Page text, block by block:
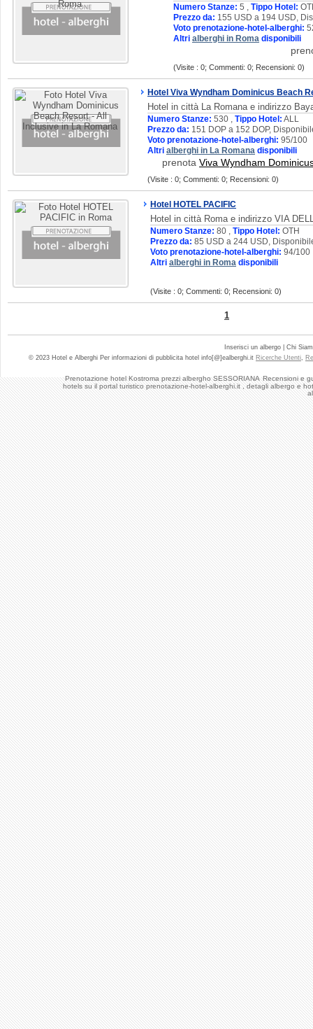
Prenotazione hotel Kostroma prezzi albergho SESSORIANA Recensioni e
hotels su il portal turistico prenotazione-hotel-alberghi.it , detagli albergo e
Numero Stanze: 5 , Tippo Hotel:
Prezzo da: 155 USD a 194 USD,
Voto prenotazione-hotel-alberghi:
Altri alberghi in Roma disponibili
(Visite : 0; Commenti: 0; Recensioni: 0)
Hotel Viva Wyndham Dominicus Beach
Hotel in città La Romana e indirizzo
Numero Stanze: 530 , Tippo Hotel: ALL
Prezzo da: 151 DOP a 152 DOP,
Voto prenotazione-hotel-alberghi: 95/100
Altri alberghi in La Romana disponibili
prenota Viva Wyndham
(Visite : 0; Commenti: 0; Recensioni: 0)
Hotel HOTEL PACIFIC
Hotel in città Roma e indirizzo VIA
Numero Stanze: 80 , Tippo Hotel: OTH
Prezzo da: 85 USD a 244 USD,
Voto prenotazione-hotel-alberghi: 94/100
Altri alberghi in Roma disponibili
(Visite : 0; Commenti: 0; Recensioni: 0)
1
Inserisci un albergo | Chi
© 2023 Hotel e Alberghi Per informazioni di pubblicita hotel info[@]ealberghi.it Ricerche Utenti,